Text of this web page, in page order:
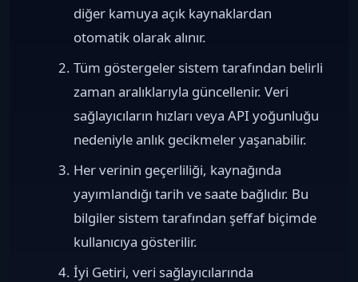
diğer kamuya açık kaynaklardan
otomatik olarak alınır.
Tüm göstergeler sistem tarafından belirli
zaman aralıklarıyla güncellenir. Veri
sağlayıcıların hızları veya API yoğunluğu
nedeniyle anlık gecikmeler yaşanabilir.
Her verinin geçerliliği, kaynağında
yayımlandığı tarih ve saate bağlıdır. Bu
bilgiler sistem tarafından şeffaf biçimde
kullanıcıya gösterilir.
İyi Getiri, veri sağlayıcılarında